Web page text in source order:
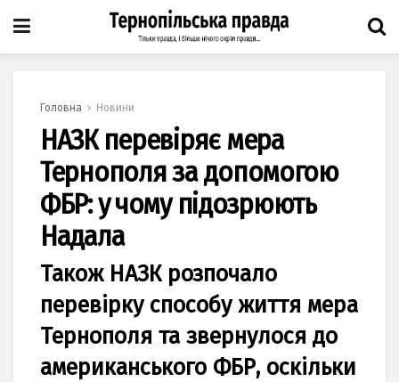
Головна Новини
НАЗК перевіряє мера
Тернополя за допомогою
ФБР: у чому підозрюють
Надала
Також НАЗК розпочало
перевірку способу життя мера
Тернополя та звернулося до
американського ФБР, оскільки